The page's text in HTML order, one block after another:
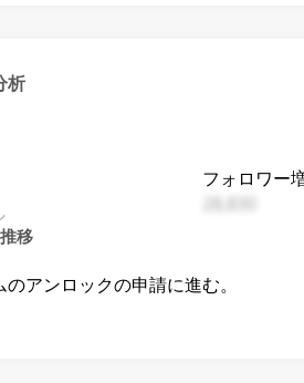
析
フォロワー
移
アンロックの申請に進む。